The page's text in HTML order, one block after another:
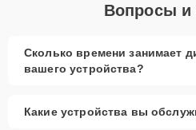
Вопросы и
Сколько времени занимает
вашего устройства?
Какие устройства вы